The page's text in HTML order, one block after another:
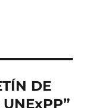
DE